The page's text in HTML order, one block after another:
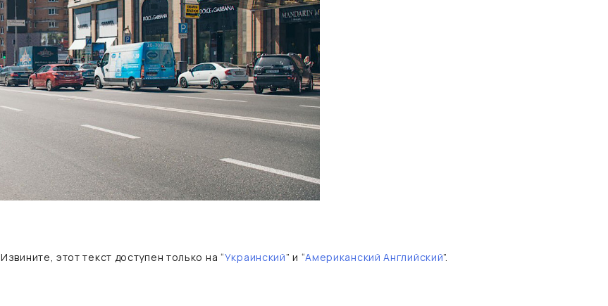
Извините, этот текст доступен только на “Украинский” и “Американский Английский”.